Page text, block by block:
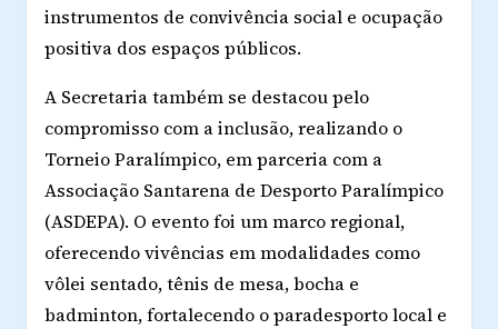
instrumentos de convivência social e ocupação
positiva dos espaços públicos.
A Secretaria também se destacou pelo
compromisso com ainclusão, realizando o
Torneio Paralímpico, em parceria com a
Associação Santarena de Desporto Paralímpico
(ASDEPA). O evento foi um marco regional,
oferecendo vivências em modalidades como
vôlei sentado, tênis de mesa, bocha e
badminton, fortalecendo o paradesporto local e